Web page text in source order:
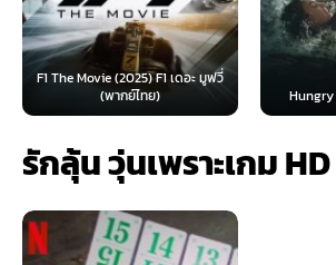
F1 The Movie (2025) F1 เดอะ มูฟวี่
(พากย์ไทย)
Hungry
รักลุ้น วุ่นเพราะเกม HD